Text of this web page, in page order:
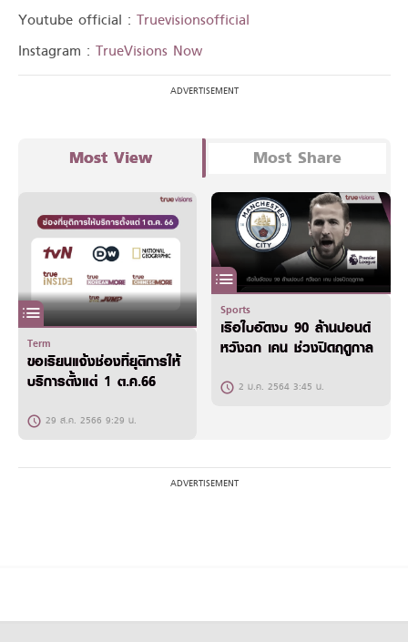
Youtube official : Truevisionsofficial
Instagram : TrueVisions Now
Most View Most Share
Term
ขอเรียนแจ้งช่องที่ยุติการให้
บริการตั้งแต่ 1 ต.ค.66
29 ส.ค. 2566 9:29 น.
Sports
เรือใบอัดงบ 90 ล้านปอนด์
หวังฉก เคน ช่วงปิดฤดูกาล
2 ม.ค. 2564 3:45 น.